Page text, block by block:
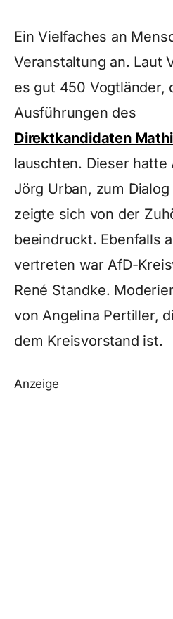
Ein Vielfaches an
Veranstaltung an. Laut
es gut 450 Vogtländer,
Ausführungen des
Direktkandidaten
lauschten. Dieser hatte
Jörg Urban, zum
zeigte sich von der
beeindruckt. Ebenfalls
vertreten war AfD-
René Standke.
von Angelina Pertiller,
dem Kreisvorstand ist.
Anzeige